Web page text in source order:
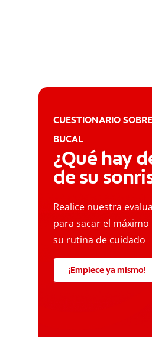
CUESTIONARIO
BUCAL
¿Qué hay
de su
Realice nuestra
para sacar el
su rutina de cuidado
¡Empiece ya mismo!